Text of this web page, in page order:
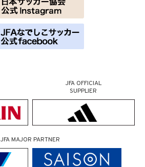
JFA OFFICIAL
SUPPLIER
JFA MAJOR PARTNER